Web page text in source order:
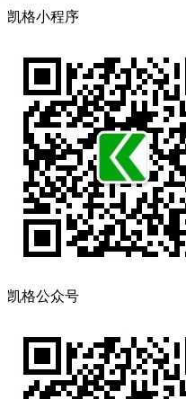
凯格小程序
凯格公众号